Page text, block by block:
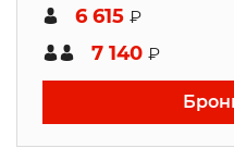
6 615 ₽
7 140 ₽